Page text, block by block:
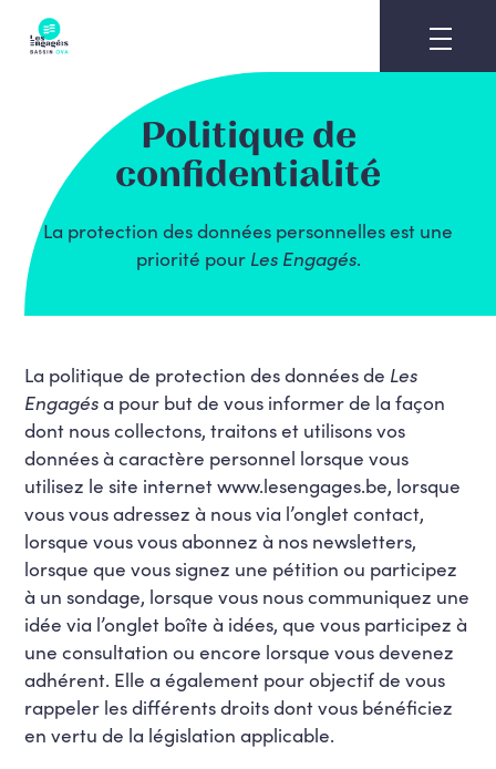
Politique de
confidentialité
La protection des données personnelles est une
priorité pour Les Engagés.
La politique de protection des données de Les
Engagésa pour but de vous informer de la façon
dont nous collectons, traitons et utilisons vos
données à caractère personnel lorsque vous
utilisez le site internet www.lesengages.be, lorsque
vous vous adressez à nous via l’onglet contact,
lorsque vous vous abonnez à nos newsletters,
lorsque que vous signez une pétition ou participez
à un sondage, lorsque vous nous communiquez une
idée via l’onglet boîte à idées, que vous participez à
une consultation ou encore lorsque vous devenez
adhérent. Elle a également pour objectif de vous
rappeler les différents droits dont vous bénéficiez
en vertu de la législation applicable.